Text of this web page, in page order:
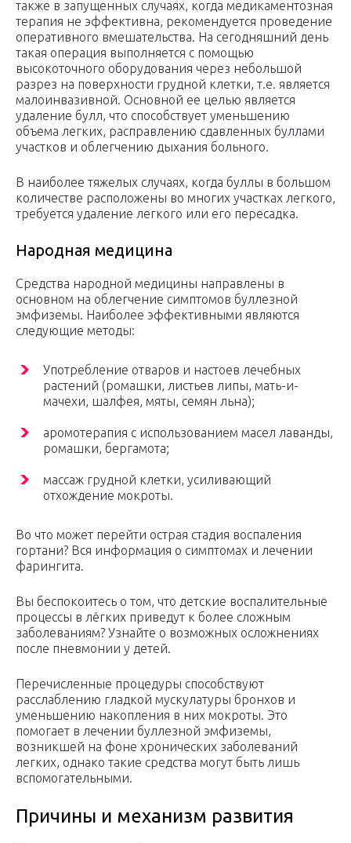
также в запущенных случаях, когда медикаментозная
терапия не эффективна, рекомендуется проведение
оперативного вмешательства. На сегодняшний день
такая операция выполняется с помощью
высокоточного оборудования через небольшой
разрез на поверхности грудной клетки, т.е. является
малоинвазивной. Основной ее целью является
удаление булл, что способствует уменьшению
объема легких, расправлению сдавленных буллами
участков и облегчению дыхания больного.
В наиболее тяжелых случаях, когда буллы в большом
количестве расположены во многих участках легкого,
требуется удаление легкого или его пересадка.
Народная медицина
Средства народной медицины направлены в
основном на облегчение симптомов буллезной
эмфиземы. Наиболее эффективными являются
следующие методы:
Употребление отваров и настоев лечебных
растений (ромашки, листьев липы, мать-и-
мачехи, шалфея, мяты, семян льна);
аромотерапия с использованием масел лаванды,
ромашки, бергамота;
массаж грудной клетки, усиливающий
отхождение мокроты.
Во что может перейти острая стадия воспаления
гортани? Вся информация о симптомах и лечении
фарингита.
Вы беспокоитесь о том, что детские воспалительные
процессы в лёгких приведут к более сложным
заболеваниям? Узнайте о возможных осложнениях
после пневмонии у детей.
Перечисленные процедуры способствуют
расслаблению гладкой мускулатуры бронхов и
уменьшению накопления в них мокроты. Это
помогает в лечении буллезной эмфиземы,
возникшей на фоне хронических заболеваний
легких, однако такие средства могут быть лишь
вспомогательными.
Причины и механизм развития